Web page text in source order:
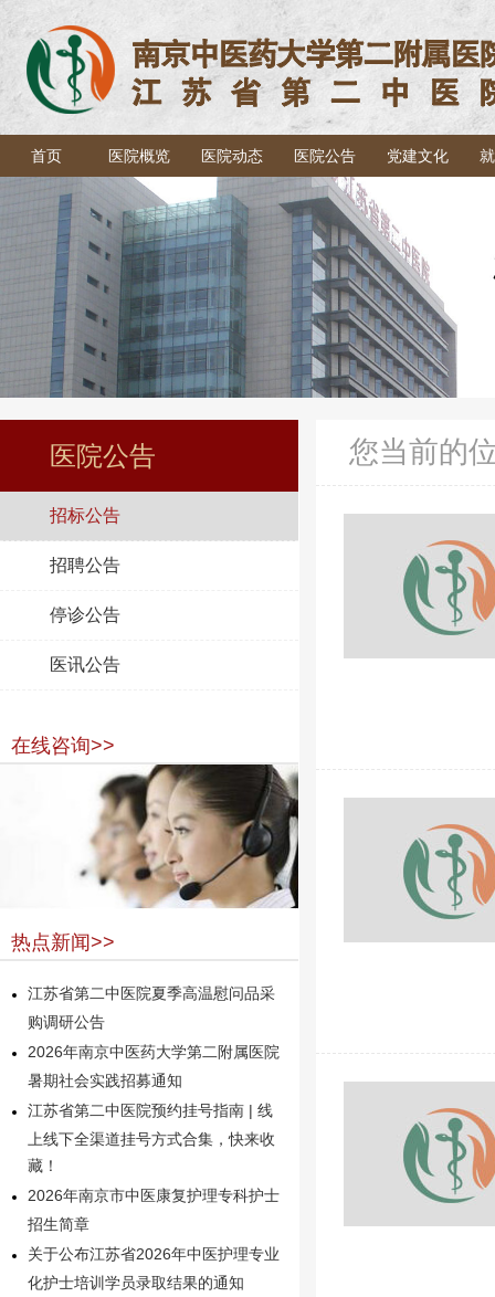
首页 医院概览 医院动态 医院公告 党建文化
医院公告
招标公告
招聘公告
停诊公告
医讯公告
在线咨询>>
热点新闻>>
江苏省第二中医院夏季高温慰问品采
购调研公告
2026年南京中医药大学第二附属医院
暑期社会实践招募通知
江苏省第二中医院预约挂号指南 | 线
上线下全渠道挂号方式合集，快来收
藏！
2026年南京市中医康复护理专科护士
招生简章
关于公布江苏省2026年中医护理专业
化护士培训学员录取结果的通知
您当前的